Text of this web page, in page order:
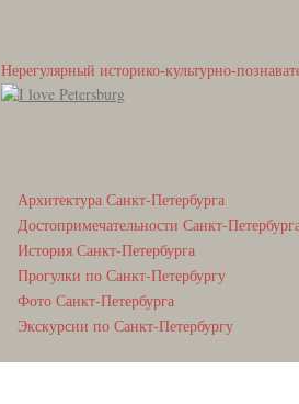
Нерегулярный историко-культурно-
Архитектура Санкт-Петербурга
Достопримечательности Санкт-
История Санкт-Петербурга
Прогулки по Санкт-Петербургу
Фото Санкт-Петербурга
Экскурсии по Санкт-Петербургу